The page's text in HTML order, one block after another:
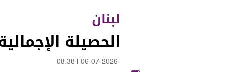
لبنان
الحصيلة الإجمالية
06-07-2026
08:38